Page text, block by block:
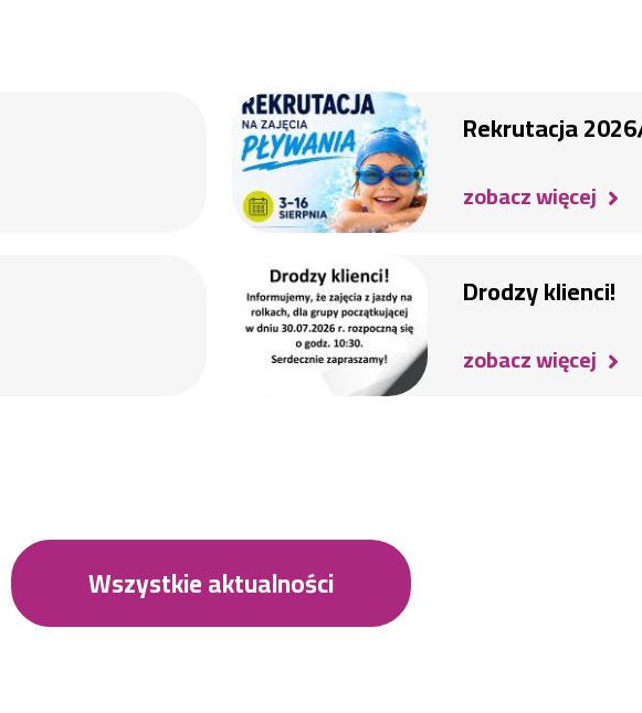
Rekrutacja
zobacz więcej
Drodzy klienci!
zobacz więcej
Wszystkie aktualności